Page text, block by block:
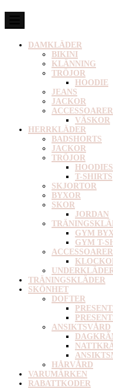
DAMKLÄDER
BIKINI
KLÄNNING
TRÖJOR
HOODIE
JEANS
JACKOR
ACCESSOARER
VÄSKOR
HERRKLÄDER
BADSHORTS
JACKOR
TRÖJOR
HOODIES
T-SHIRTS
SKJORTOR
BYXOR
SKOR
JORDAN
GYM
GYM T-
ACCESSOARER
TRÄNINGSKLÄDER
SKÖNHET
DOFTER
ANSIKTSVÅRD
HÅRVÅRD
VARUMÄRKEN
RABATTKODER